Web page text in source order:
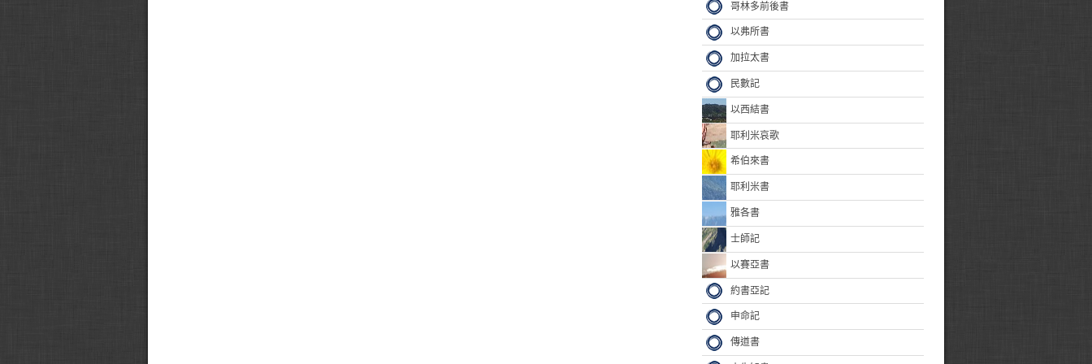
哥林多前後書
以弗所書
加拉太書
民數記
以西結書
耶利米哀歌
希伯來書
耶利米書
雅各書
士師記
以賽亞書
約書亞記
申命記
傳道書